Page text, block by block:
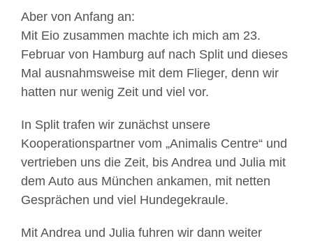
Aber von Anfang an:
Mit Eio zusammen machte ich mich am 23.
Februar von Hamburg auf nach Split und dieses
Mal ausnahmsweise mit dem Flieger, denn wir
hatten nur wenig Zeit und viel vor.
In Split trafen wir zunächst unsere
Kooperationspartner vom „Animalis Centre“ und
vertrieben uns die Zeit, bis Andrea und Julia mit
dem Auto aus München ankamen, mit netten
Gesprächen und viel Hundegekraule.
Mit Andrea und Julia fuhren wir dann weiter